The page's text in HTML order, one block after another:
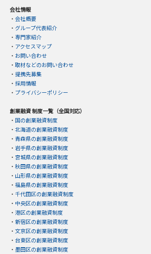
会社情報
・ 会社概要
・ グループ代表紹介
・ 専門家紹介
・ アクセスマップ
・ お問い合わせ
・ 取材などのお問い合わせ
・ 提携先募集
・ 採用情報
・ プライバシーポリシー
創業融資 制度一覧（全国対応）
・ 国の創業融資制度
・ 北海道の創業融資制度
・ 青森県の創業融資制度
・ 岩手県の創業融資制度
・ 宮城県の創業融資制度
・ 秋田県の創業融資制度
・ 山形県の創業融資制度
・ 福島県の創業融資制度
・ 千代田区の創業融資制度
・ 中央区の創業融資制度
・ 港区の創業融資制度
・ 新宿区の創業融資制度
・ 文京区の創業融資制度
・ 台東区の創業融資制度
・ 墨田区の創業融資制度